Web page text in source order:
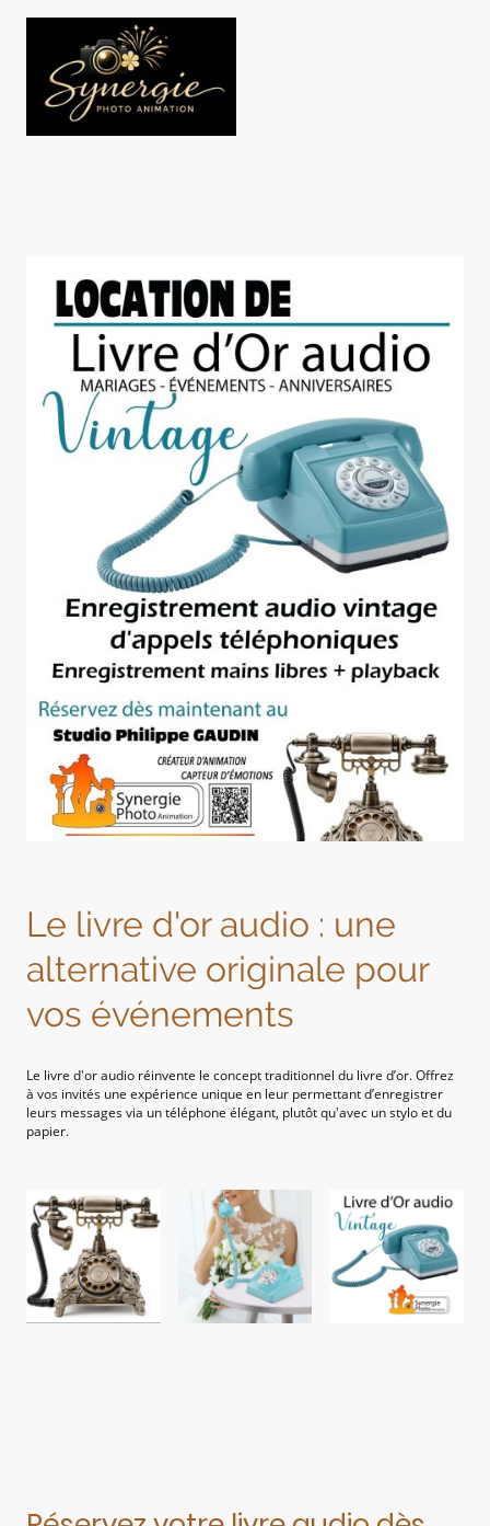
Le livre d'or audio : une
alternative originale pour
vos événements
Le livre d'or audio réinvente le concept traditionnel du livre d’or. Offrez
à vos invités une expérience unique en leur permettant d’enregistrer
leurs messages via un téléphone élégant, plutôt qu'avec un stylo et du
papier.